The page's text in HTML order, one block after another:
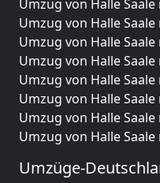
Umzug von Halle
Umzug von Halle
Umzug von Halle
Umzug von Halle
Umzug von Halle
Umzug von Halle
Umzug von Halle
Umzug von Halle
Umzüge-